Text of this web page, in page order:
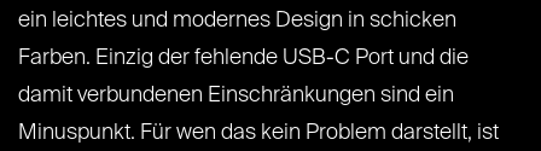
ein leichtes und modernes Design in schicken
Farben. Einzig der fehlende USB-C Port und die
damit verbundenen Einschränkungen sind ein
Minuspunkt. Für wen das kein Problem darstellt, ist